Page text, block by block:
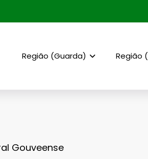
Região (Guarda) Região
Gouveense